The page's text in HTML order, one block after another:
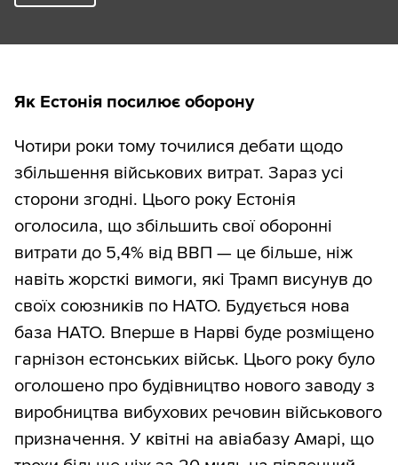
Як Естонія посилює оборону
Чотири роки тому точилися дебати щодо
збільшення військових витрат. Зараз усі
сторони згодні. Цього року Естонія
оголосила, що збільшить свої оборонні
витрати до 5,4% від ВВП — це більше, ніж
навіть жорсткі вимоги, які Трамп висунув до
своїх союзників по НАТО. Будується нова
база НАТО. Вперше в Нарві буде розміщено
гарнізон естонських військ. Цього року було
оголошено про будівництво нового заводу з
виробництва вибухових речовин військового
призначення. У квітні на авіабазу Амарі, що